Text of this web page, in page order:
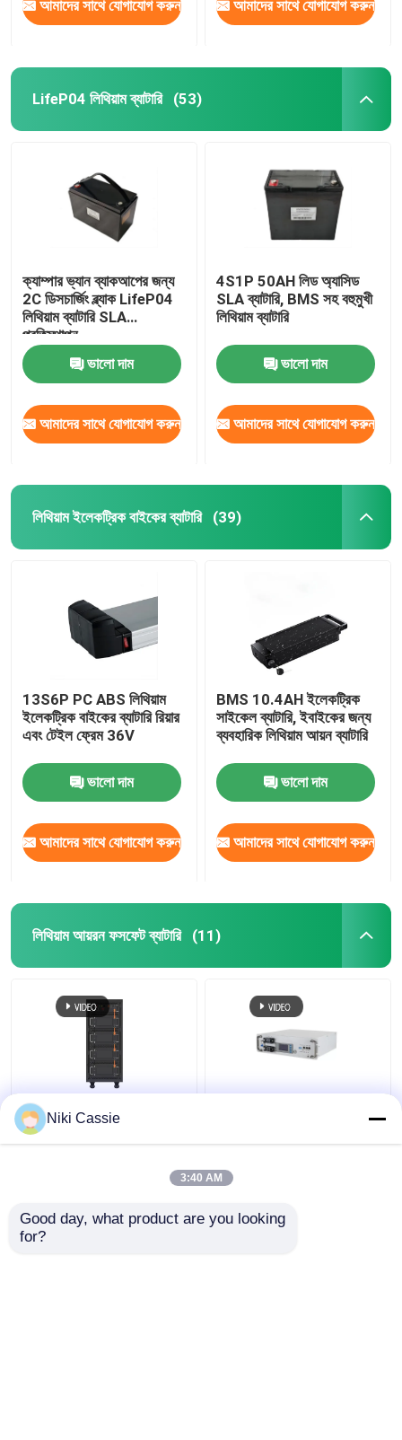
আমাদের সাথে যোগাযোগ করুন আমাদের সাথে যোগাযোগ করুন
LifeP04 লিথিয়াম ব্যাটারি (53)
ক্যাম্পার ভ্যান ব্যাকআপের জন্য
2C ডিসচার্জিং ব্ল্যাক LifeP04
লিথিয়াম ব্যাটারি SLA
প্রতিস্থাপন
ভালো দাম
আমাদের সাথে যোগাযোগ করুন
4S1P 50AH লিড অ্যাসিড
SLA ব্যাটারি, BMS সহ বহুমুখী
লিথিয়াম ব্যাটারি
ভালো দাম
আমাদের সাথে যোগাযোগ করুন
লিথিয়াম ইলেকট্রিক বাইকের ব্যাটারি (39)
13S6P PC ABS লিথিয়াম
ইলেকট্রিক বাইকের ব্যাটারি রিয়ার
এবং টেইল ফ্রেম 36V
ভালো দাম
আমাদের সাথে যোগাযোগ করুন
BMS 10.4AH ইলেকট্রিক
সাইকেল ব্যাটারি, ইবাইকের জন্য
ব্যবহারিক লিথিয়াম আয়ন ব্যাটারি
ভালো দাম
আমাদের সাথে যোগাযোগ করুন
লিথিয়াম আয়রন ফসফেট ব্যাটারি (11)
বাণিজ্যিক সিস্টেমের জন্য IP40
সার্ভার র্যাক লিথিয়াম আয়রন
Niki Cassie
3:40 AM
Good day, what product are you looking
for?